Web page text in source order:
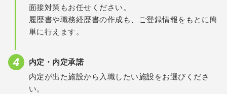
面接対策もお任せください。
履歴書や職務経歴書の作成も、ご登録情報をもとに簡
単に行えます。
内定・内定承諾
内定が出た施設から入職したい施設をお選びくださ
い。